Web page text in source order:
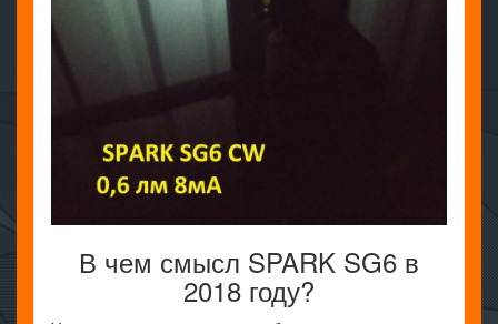
В чем смысл SPARK SG6 в
2018 году?